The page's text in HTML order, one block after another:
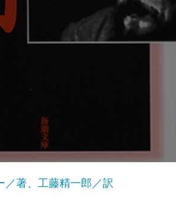
／著、工藤精一郎／訳